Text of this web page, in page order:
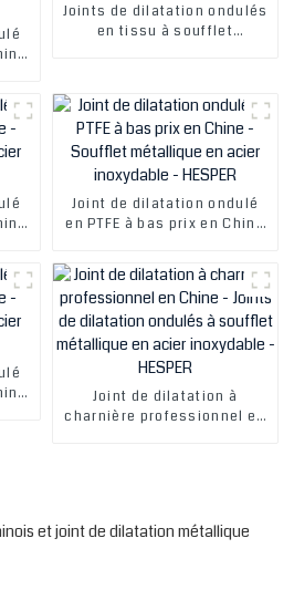
Joints de dilatation ondulés
en tissu à soufflet
Joint de dilatation ondulé
en PTFE à bas prix en Chine
acier inoxydable - HESPER
Joint de dilatation à
charnière professionnel en